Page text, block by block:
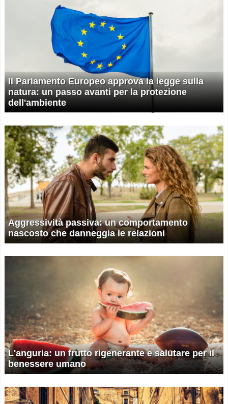
Il Parlamento Europeo approva la legge sulla
natura: un passo avanti per la protezione
dell'ambiente
Aggressività passiva: un comportamento
nascosto che danneggia le relazioni
L'anguria: un frutto rigenerante e salutare per il
benessere umano